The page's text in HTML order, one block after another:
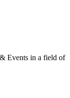
Events in a field of